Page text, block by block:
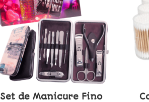
Set de Manicure Fino